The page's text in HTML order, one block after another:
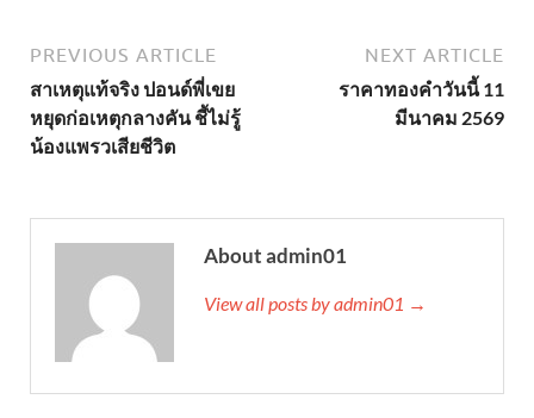
PREVIOUS ARTICLE
สาเหตุแท้จริง ปอนด์พี่เขย
หยุดก่อเหตุกลางคัน ชี้ไม่รู้
น้องแพรวเสียชีวิต
NEXT ARTICLE
ราคาทองคำวันนี้ 11
มีนาคม 2569
About admin01
View all posts by admin01 →